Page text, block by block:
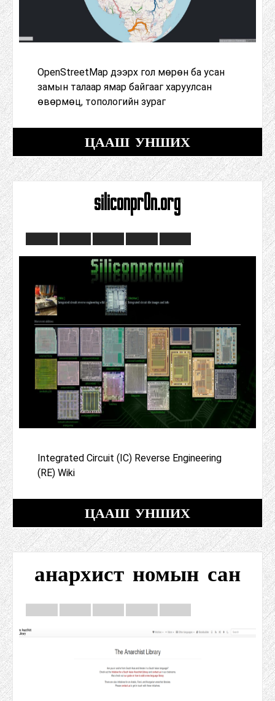
OpenStreetMap дээрх гол мөрөн ба усан
замын талаар ямар байгааг харуулсан
өвөрмөц, топологийн зураг
ЦААШ УНШИХ
siliconpr0n.org
Integrated Circuit (IC) Reverse Engineering
(RE) Wiki
ЦААШ УНШИХ
анархист номын сан